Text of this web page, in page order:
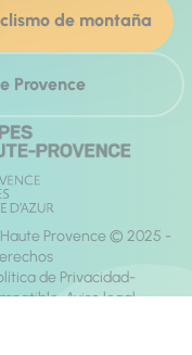
de montaña
Provence
Provence © 2025 -
de Privacidad
Aviso legal